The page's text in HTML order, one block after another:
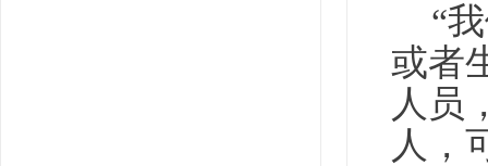
“
或者
人员
人，